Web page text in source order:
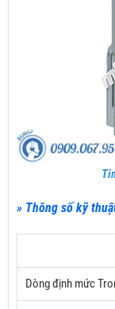
» Thông số kỹ
Dòng định mức